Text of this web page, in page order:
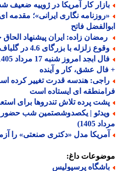
کار آمریکا در ژوییه ضعیف شد و
نگاری ایرانی»؛ مقدمه ای
فاتح
زاده: ایران پیشنهاد الحاق
زلزله با بزرگای 4.6 در گلباف کرمان
عشق، کار و آینده
هندسه قدرت تغییر کرده است؛
ای ایستاده است
پرده تلاش تندروها برای
1405)
مدل «دکتری صنعتی» را
داغ:
پرسپولیس